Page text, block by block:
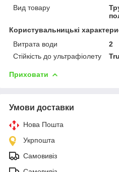
Вид товару
Користувальницькі
Витрата води
2
Стійкість до ультрафіолету
Приховати
Умови доставки
Нова Пошта
Укрпошта
Самовивіз